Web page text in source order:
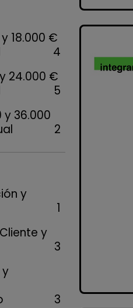
18.000 €
4
y 24.000 €
5
y 36.000
2
y
1
y
3
3